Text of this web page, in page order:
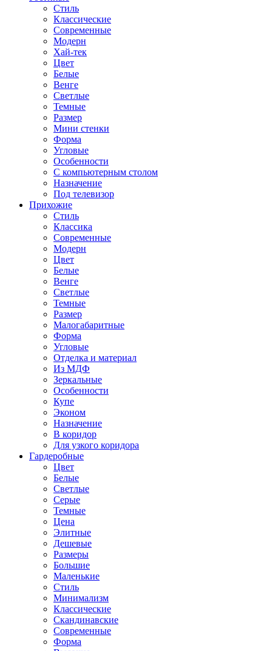
Стиль
Классические
Современные
Модерн
Хай-тек
Цвет
Белые
Венге
Светлые
Темные
Размер
Мини стенки
Форма
Угловые
Особенности
С компьютерным столом
Назначение
Под телевизор
Прихожие
Стиль
Классика
Современные
Модерн
Цвет
Белые
Венге
Светлые
Темные
Размер
Малогабаритные
Форма
Угловые
Отделка и материал
Из МДФ
Зеркальные
Особенности
Купе
Эконом
Назначение
В коридор
Для узкого коридора
Гардеробные
Цвет
Белые
Светлые
Серые
Темные
Цена
Элитные
Дешевые
Размеры
Большие
Маленькие
Стиль
Минимализм
Классические
Скандинавские
Современные
Форма